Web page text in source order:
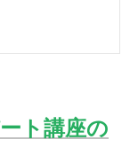
座の魅力
体スキル
通信講座活
ト講座の